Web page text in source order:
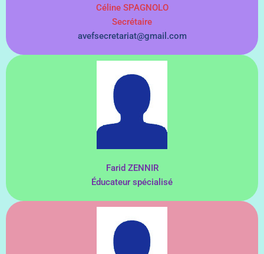
Céline SPAGNOLO
Secrétaire
avefsecretariat@gmail.com
Farid ZENNIR
Éducateur spécialisé